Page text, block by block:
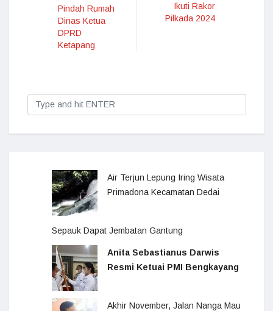
Pindah Rumah
Dinas Ketua
DPRD
Ketapang
Ikuti Rakor
Pilkada 2024
Air Terjun Lepung Iring Wisata
Primadona Kecamatan Dedai
Sepauk Dapat Jembatan Gantung
Anita Sebastianus Darwis
Resmi Ketuai PMI Bengkayang
Akhir November, Jalan Nanga Mau